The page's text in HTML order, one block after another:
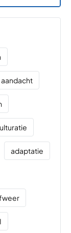
aandacht
adaptatie